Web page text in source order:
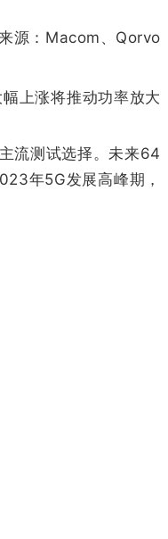
源：Macom、Qorvo
上涨将推动功率放大
流测试选择。未来64
年5G发展高峰期，